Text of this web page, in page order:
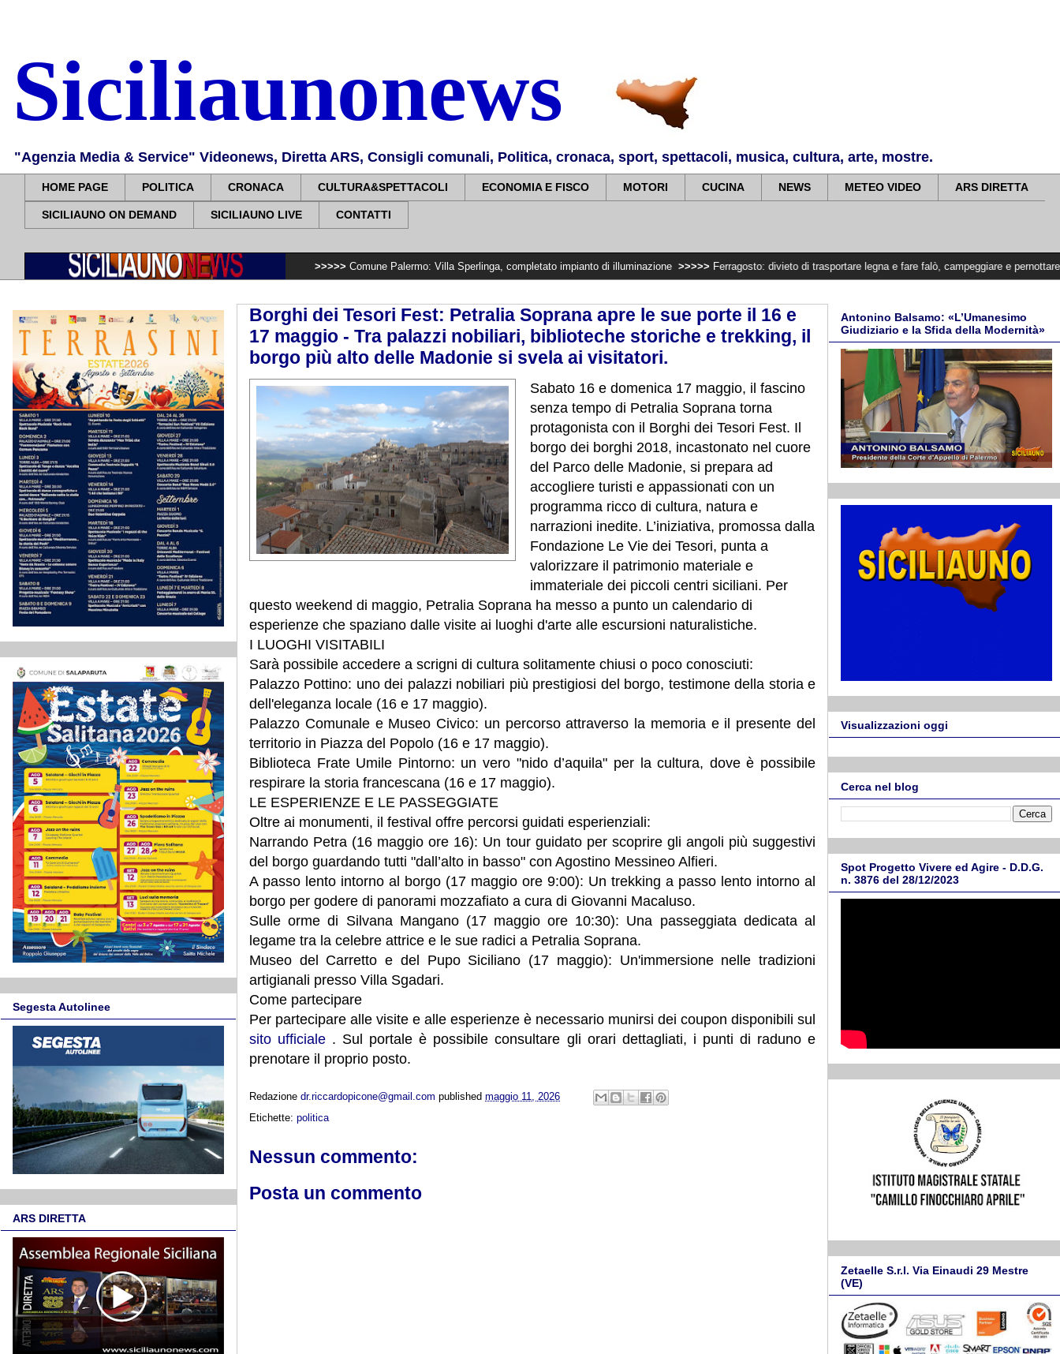
Siciliaunonews
"Agenzia Media & Service" Videonews, Diretta ARS, Consigli comunali, Politica, cronaca, sport, spettacoli, musica, cultura, arte, mostre.
HOME PAGE POLITICA CRONACA CULTURA&SPETTACOLI ECONOMIA E FISCO MOTORI CUCINA NEWS METEO VIDEO ARS DIRETTA
SICILIAUNO ON DEMAND SICILIAUNO LIVE CONTATTI
Comune Palermo: Villa Sperlinga, completato impianto di illuminazione >>>>> Ferragosto: divieto di trasportare legna e fare falò, campeggiare e pernottare sulle spiagge
Borghi dei Tesori Fest: Petralia Soprana apre le sue porte il 16 e
17 maggio - Tra palazzi nobiliari, biblioteche storiche e trekking, il
borgo più alto delle Madonie si svela ai visitatori.
Sabato 16 e domenica 17 maggio, il fascino
senza tempo di Petralia Soprana torna
protagonista con il Borghi dei Tesori Fest. Il
borgo dei borghi 2018, incastonato nel cuore
del Parco delle Madonie, si prepara ad
accogliere turisti e appassionati con un
programma ricco di cultura, natura e
narrazioni inedite. L’iniziativa, promossa dalla
Fondazione Le Vie dei Tesori, punta a
valorizzare il patrimonio materiale e
immateriale dei piccoli centri siciliani. Per
questo weekend di maggio, Petralia Soprana ha messo a punto un calendario di
esperienze che spaziano dalle visite ai luoghi d'arte alle escursioni naturalistiche.
I LUOGHI VISITABILI
Sarà possibile accedere a scrigni di cultura solitamente chiusi o poco conosciuti:
Palazzo Pottino: uno dei palazzi nobiliari più prestigiosi del borgo, testimone della storia e
dell'eleganza locale (16 e 17 maggio).
Palazzo Comunale e Museo Civico: un percorso attraverso la memoria e il presente del
territorio in Piazza del Popolo (16 e 17 maggio).
Biblioteca Frate Umile Pintorno: un vero "nido d’aquila" per la cultura, dove è possibile
respirare la storia francescana (16 e 17 maggio).
LE ESPERIENZE E LE PASSEGGIATE
Oltre ai monumenti, il festival offre percorsi guidati esperienziali:
Narrando Petra (16 maggio ore 16): Un tour guidato per scoprire gli angoli più suggestivi
del borgo guardando tutti "dall’alto in basso" con Agostino Messineo Alfieri.
A passo lento intorno al borgo (17 maggio ore 9:00): Un trekking a passo lento intorno al
borgo per godere di panorami mozzafiato a cura di Giovanni Macaluso.
Sulle orme di Silvana Mangano (17 maggio ore 10:30): Una passeggiata dedicata al
legame tra la celebre attrice e le sue radici a Petralia Soprana.
Museo del Carretto e del Pupo Siciliano (17 maggio): Un'immersione nelle tradizioni
artigianali presso Villa Sgadari.
Come partecipare
Per partecipare alle visite e alle esperienze è necessario munirsi dei coupon disponibili sul
sito ufficiale . Sul portale è possibile consultare gli orari dettagliati, i punti di raduno e
prenotare il proprio posto.
Redazione dr.riccardopicone@gmail.com published maggio 11, 2026
Etichette: politica
Nessun commento:
Posta un commento
Segesta Autolinee
ARS DIRETTA
Antonino Balsamo: «L’Umanesimo
Giudiziario e la Sfida della Modernità»
Visualizzazioni oggi
Cerca nel blog
Spot Progetto Vivere ed Agire - D.D.G.
n. 3876 del 28/12/2023
Zetaelle S.r.l. Via Einaudi 29 Mestre
(VE)